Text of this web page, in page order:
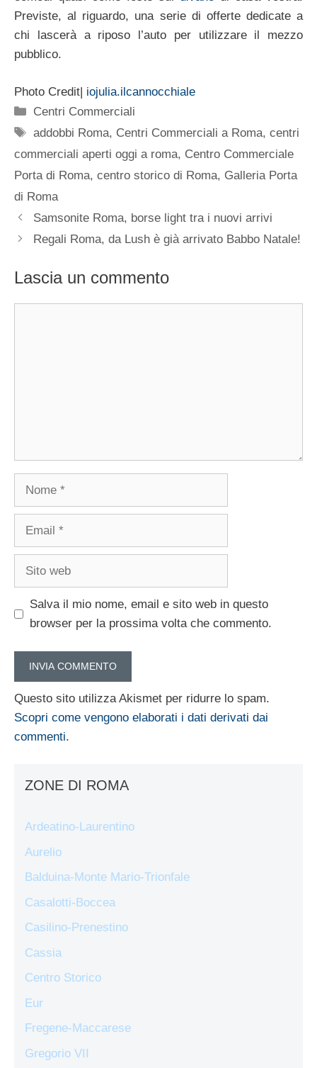
Previste, al riguardo, una serie di offerte dedicate a
chi lascerà a riposo l’auto per utilizzare il mezzo
pubblico.
Photo Credit| iojulia.ilcannocchiale
Categorie
Centri Commerciali
Tag
addobbi Roma, Centri Commerciali a Roma,centri
commerciali aperti oggi a roma, Centro Commerciale
Porta di Roma, centro storico di Roma, Galleria Porta
di Roma
Samsonite Roma, borse light tra i nuovi arrivi
Regali Roma, da Lush è già arrivato Babbo Natale!
Lascia un commento
Nome
Email
Sito
Salva il mio nome, email e sito web in questo
browser per la prossima volta che commento.
Questo sito utilizza Akismet per ridurre lo spam.
Scopri come vengono elaborati i dati derivati dai
commenti.
ZONE DI ROMA
Ardeatino-Laurentino
Aurelio
Balduina-Monte Mario-Trionfale
Casalotti-Boccea
Casilino-Prenestino
Cassia
Centro Storico
Eur
Fregene-Maccarese
Gregorio VII